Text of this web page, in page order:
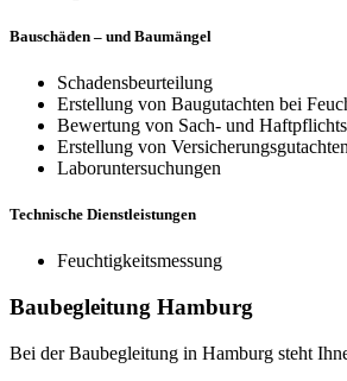
Bauschäden – und Baumängel
Schadensbeurteilung
Erstellung von Baugutachten bei
Bewertung von Sach- und
Erstellung von Versicherungsgutachten
Laboruntersuchungen
Technische Dienstleistungen
Feuchtigkeitsmessung
Baubegleitung Hamburg
Bei der Baubegleitung in Hamburg steht